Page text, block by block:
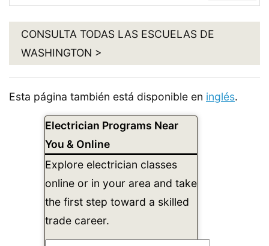
Electrician Programs Near
You & Online
Explore electrician classes
online or in your area and take
the first step toward a skilled
trade career.
CONSULTA TODAS LAS ESCUELAS DE
WASHINGTON >
Esta página también está disponible en inglés.